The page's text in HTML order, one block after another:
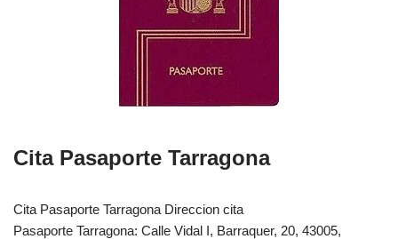
Cita Pasaporte Tarragona
Cita Pasaporte Tarragona Direccion cita
Pasaporte Tarragona: Calle Vidal I, Barraquer, 20, 43005,